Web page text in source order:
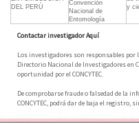
DEL PERÙ
Convención
Nacional de
Entomología
y
Contactar investigador Aquí
Los investigadores son responsables
Directorio Nacional de Investigadores en
oportunidad por el CONCYTEC.
De comprobarse fraude o falsedad de la
CONCYTEC, podrá dar de baja el